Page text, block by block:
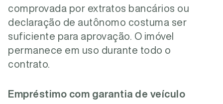
comprovada por extratos bancários ou
declaração de autônomo costuma ser
suficiente para aprovação. O imóvel
permanece em uso durante todo o
contrato.
Empréstimo com garantia de veículo